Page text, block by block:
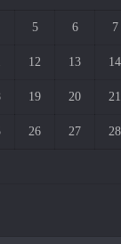
5 6 7
12 13 14
19 20 21
26 27 28